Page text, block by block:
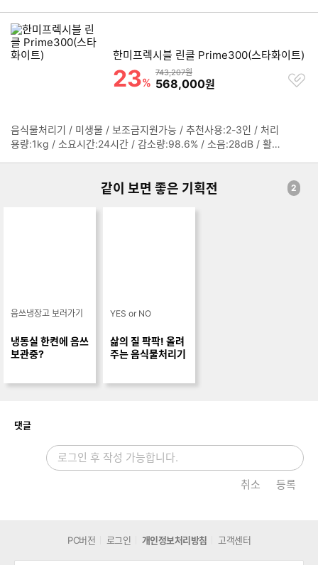
격] / 무게:9.1kg / 크기(가로x세로x깊이):305x467x331mm
펼
한미프렉시블 린클 Prime300(스타화이트)
할인률
23%
상품금액
743,207원
할인금액
568,000원
찜
하
음식물처리기 / 미생물 / 보조금지원가능 / 추천사용:2-3인 / 처리
용량:1kg / 소요시간:24시간 / 감소량:98.6% / 소음:28dB / 활성
펼
같이 보면 좋은 기획전 2
댓글개
취소 등록
PC버전 로그인 개인정보처리방침 고객센터